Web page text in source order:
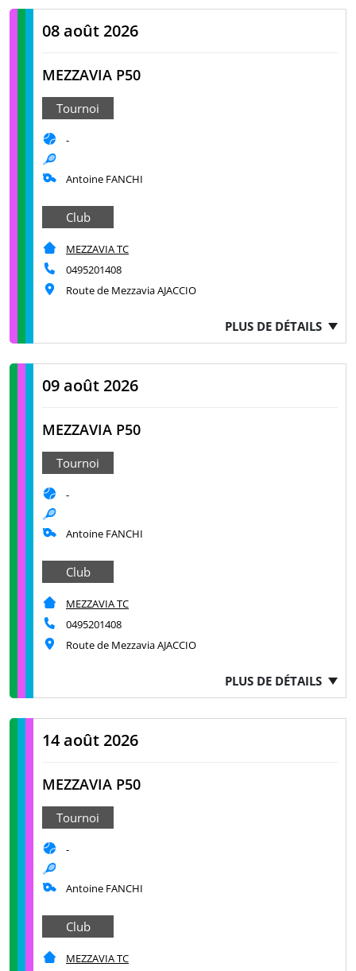
08 août 2026
MEZZAVIA P50
Tournoi
-
Antoine FANCHI
Club
MEZZAVIA TC
0495201408
Route de Mezzavia AJACCIO
PLUS DE DÉTAILS
09 août 2026
MEZZAVIA P50
Tournoi
-
Antoine FANCHI
Club
MEZZAVIA TC
0495201408
Route de Mezzavia AJACCIO
PLUS DE DÉTAILS
14 août 2026
MEZZAVIA P50
Tournoi
-
Antoine FANCHI
Club
MEZZAVIA TC